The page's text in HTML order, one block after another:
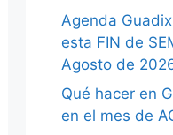
Agenda
esta FIN de
Agosto de
Qué hacer en
en el mes de